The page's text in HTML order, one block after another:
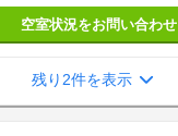
空室状況をお問い合わせ
残り2件を表示